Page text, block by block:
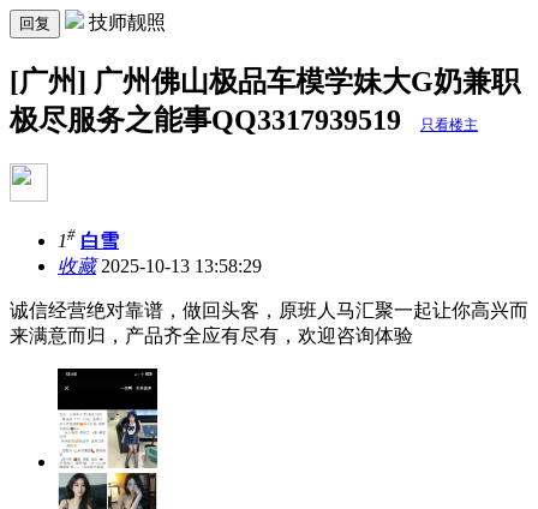
回复 技师靓照
[广州] 广州佛山极品车模学妹大G奶兼职
极尽服务之能事QQ3317939519
只看楼主
1# 白雪
收藏2025-10-13 13:58:29
诚信经营绝对靠谱，做回头客，原班人马汇聚一起让你高兴而
来满意而归，产品齐全应有尽有，欢迎咨询体验